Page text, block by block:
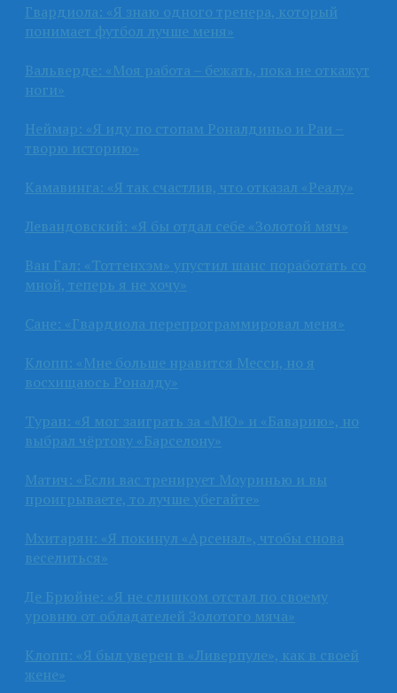
Гвардиола: «Я знаю одного тренера, который
понимает футбол лучше меня»
Вальверде: «Моя работа – бежать, пока не откажут
ноги»
Неймар: «Я иду по стопам Роналдиньо и Раи –
творю историю»
Камавинга: «Я так счастлив, что отказал «Реалу»
Левандовский: «Я бы отдал себе «Золотой мяч»
Ван Гал: «Тоттенхэм» упустил шанс поработать со
мной, теперь я не хочу»
Сане: «Гвардиола перепрограммировал меня»
Клопп: «Мне больше нравится Месси, но я
восхищаюсь Роналду»
Туран: «Я мог заиграть за «МЮ» и «Баварию», но
выбрал чёртову «Барселону»
Матич: «Если вас тренирует Моуринью и вы
проигрываете, то лучше убегайте»
Мхитарян: «Я покинул «Арсенал», чтобы снова
веселиться»
Де Брюйне: «Я не слишком отстал по своему
уровню от обладателей Золотого мяча»
Клопп: «Я был уверен в «Ливерпуле», как в своей
жене»